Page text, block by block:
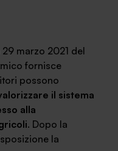
marzo 2021 del
fornisce
possono
il sistema
alla
. Dopo la
la